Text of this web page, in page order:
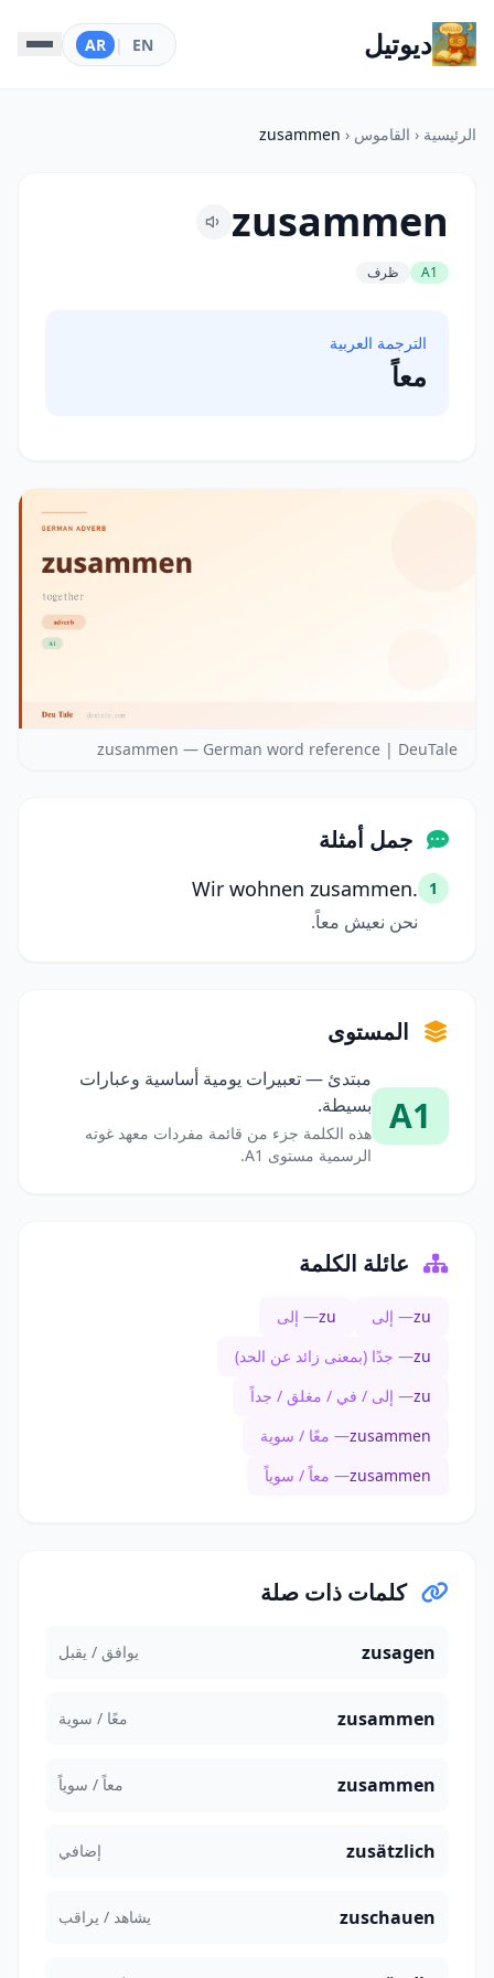
ديوتيل EN
|
AR
الرئيسية ‹ القاموس ‹
zusammen
zusammen
A1 ظرف
الترجمة العربية
معاً
zusammen — German word reference | DeuTale
جمل أمثلة
1
Wir wohnen zusammen.
نحن نعيش معاً.
المستوى
A1
مبتدئ — تعبيرات يومية أساسية وعبارات
بسيطة.
هذه الكلمة جزء من قائمة مفردات معهد غوته
الرسمية مستوى A1.
عائلة الكلمة
zu— إلى zu— إلى
zu— جدًا (بمعنى زائد عن الحد)
zu— إلى / في / مغلق / جداً
zusammen— معًا / سوية
zusammen— معاً / سوياً
كلمات ذات صلة
zusagen يوافق / يقبل
zusammen معًا / سوية
zusammen معاً / سوياً
zusätzlich إضافي
zuschauen يشاهد / يراقب